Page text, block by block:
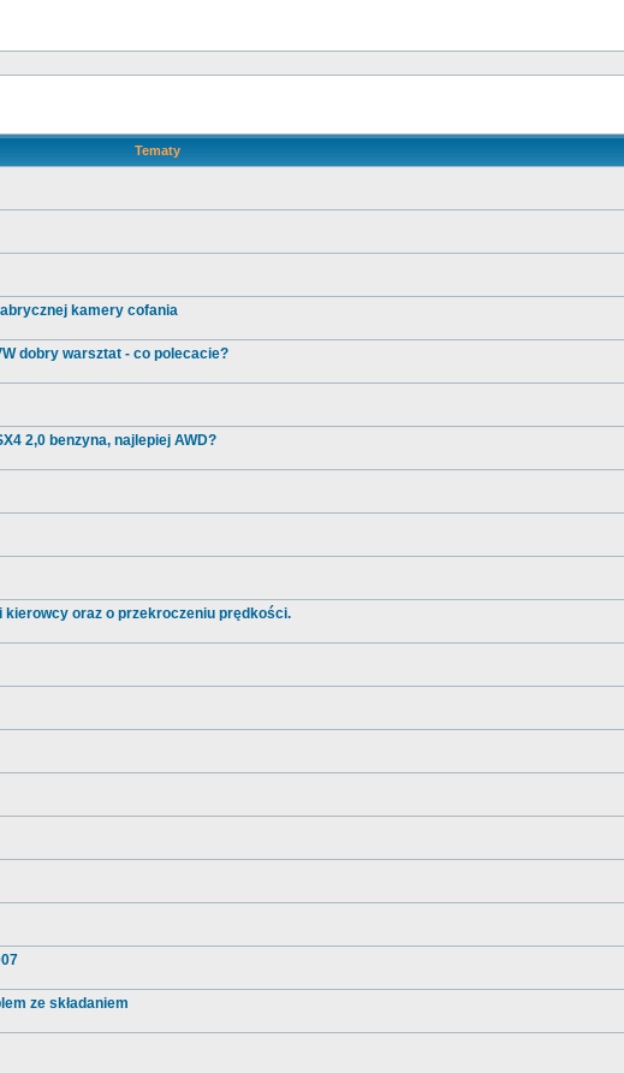
Tematy
kamery cofania
dobry warsztat - co polecacie?
2,0 benzyna, najlepiej AWD?
oraz o przekroczeniu prędkości.
ze składaniem